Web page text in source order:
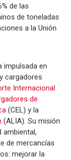
de las
de toneladas
a la Unión
impulsada en
cargadores
Internacional
de
(CEL) y la
(ALIA). Su misión
ambiental,
de mercancías
mejorar la